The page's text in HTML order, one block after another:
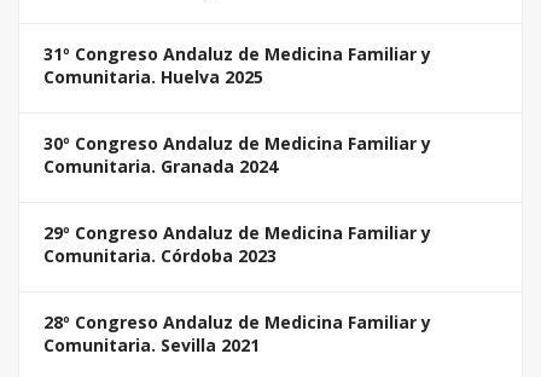
31º Congreso Andaluz de Medicina Familiar y
Comunitaria. Huelva 2025
30º Congreso Andaluz de Medicina Familiar y
Comunitaria. Granada 2024
29º Congreso Andaluz de Medicina Familiar y
Comunitaria. Córdoba 2023
28º Congreso Andaluz de Medicina Familiar y
Comunitaria. Sevilla 2021